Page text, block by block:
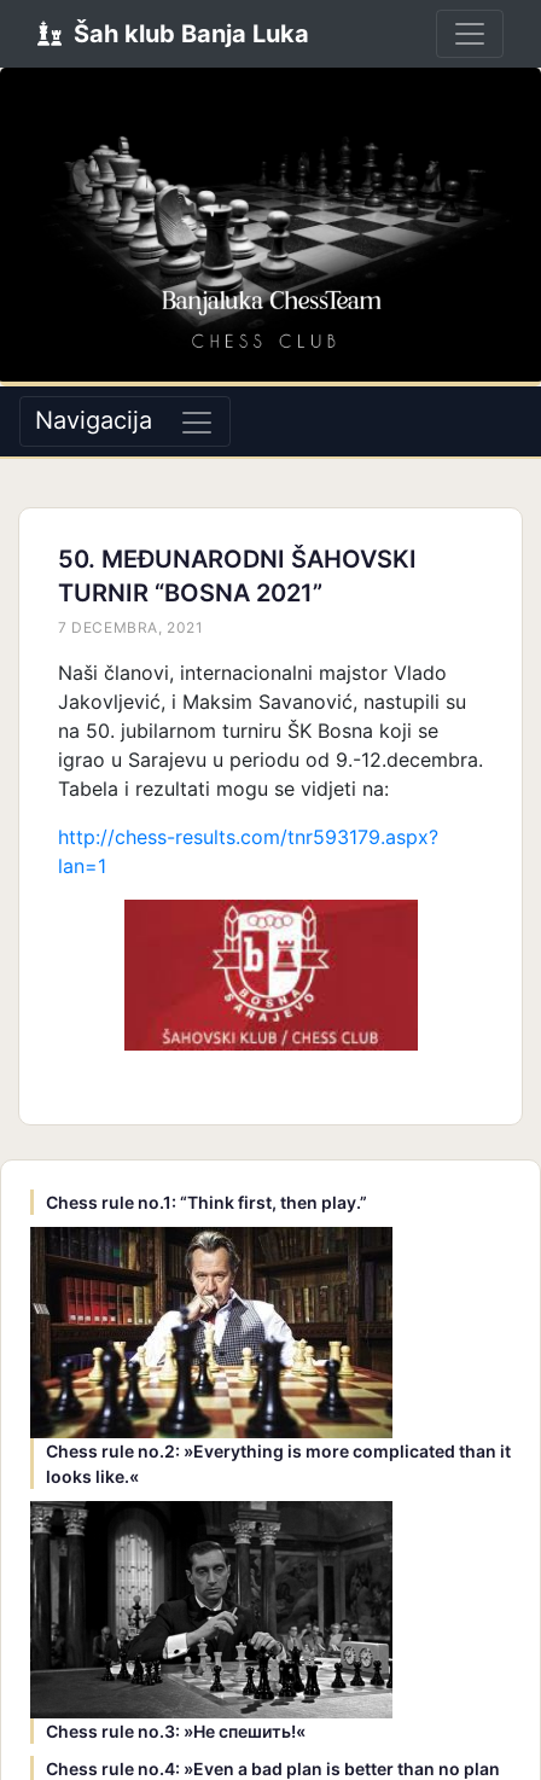
Šah klub Banja Luka
Navigacija
50. MEĐUNARODNI ŠAHOVSKI
TURNIR “BOSNA 2021”
7 DECEMBRA, 2021
Naši članovi, internacionalni majstor Vlado
Jakovljević, i Maksim Savanović, nastupili su
na 50. jubilarnom turniru ŠK Bosna koji se
igrao u Sarajevu u periodu od 9.-12.decembra.
Tabela i rezultati mogu se vidjeti na:
http://chess-results.com/tnr593179.aspx?
lan=1
Chess rule no.1: “Think first, then play.”
Chess rule no.2: »Everything is more complicated than it
looks like.«
Chess rule no.3: »Hе спешить!«
Chess rule no.4: »Even a bad plan is better than no plan